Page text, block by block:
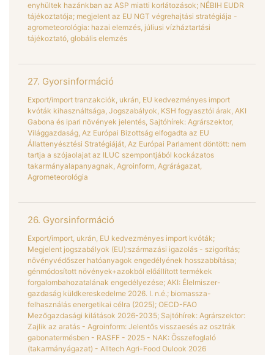
enyhültek hazánkban az ASP miatti korlátozások; NÉBIH EUDR
tájékoztatója; megjelent az EU NGT végrehajtási stratégiája -
agrometeorológia: hazai elemzés, júliusi vízháztartási
tájékoztató, globális elemzés
27. Gyorsinformáció
Export/import tranzakciók, ukrán, EU kedvezményes import
kvóták kihasználtsága, Jogszabályok, KSH fogyasztói árak, AKI
Gabona és ipari növények jelentés, Sajtóhírek: Agrárszektor,
Világgazdaság, Az Európai Bizottság elfogadta az EU
Állattenyésztési Stratégiáját, Az Európai Parlament döntött: nem
tartja a szójaolajat az ILUC szempontjából kockázatos
takarmányalapanyagnak, Agroinform, Agrárágazat,
Agrometeorológia
26. Gyorsinformáció
Export/import, ukrán, EU kedvezményes import kvóták;
Megjelent jogszabályok (EU):származási igazolás - szigorítás;
növényvédőszer hatóanyagok engedélyének hosszabbítása;
génmódosított növények+azokból előállított termékek
forgalombahozatalának engedélyezése; AKI: Élelmiszer-
gazdaság küldkereskedelme 2026. I. n.é.; biomassza-
felhasználás energetikai célra (2025); OECD-FAO
Mezőgazdasági kilátások 2026-2035; Sajtóhírek: Agrárszektor:
Zajlik az aratás - Agroinform: Jelentős visszaesés az osztrák
gabonatermésben - RASFF - 2025 - NAK: Összefoglaló
(takarmányágazat) - Alltech Agri-Food Oulook 2026